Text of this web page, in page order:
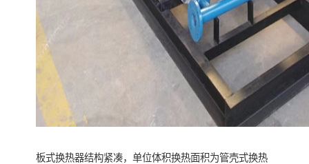
板式换热器结构紧凑，单位体积换热面积为管壳式换热